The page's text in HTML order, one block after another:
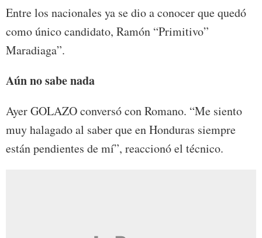
Entre los nacionales ya se dio a conocer que quedó
como único candidato, Ramón “Primitivo”
Maradiaga”.
Aún no sabe nada
Ayer GOLAZO conversó con Romano. “Me siento
muy halagado al saber que en Honduras siempre
están pendientes de mí”, reaccionó el técnico.